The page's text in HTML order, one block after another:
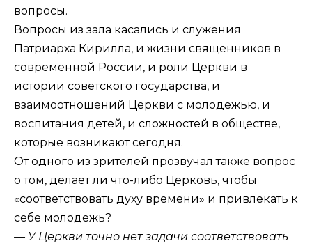
вопросы.
Вопросы из зала касались и служения
Патриарха Кирилла, и жизни священников в
современной России, и роли Церкви в
истории советского государства, и
взаимоотношений Церкви с молодежью, и
воспитания детей, и сложностей в обществе,
которые возникают сегодня.
От одного из зрителей прозвучал также вопрос
о том, делает ли что-либо Церковь, чтобы
«соответствовать духу времени» и привлекать к
себе молодежь?
— У Церкви точно нет задачи соответствовать